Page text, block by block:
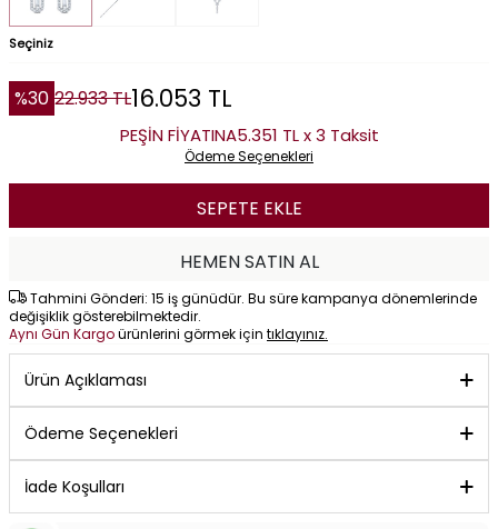
Seçiniz
%30 22.933TL16.053 TL
PEŞİN FİYATINA5.351 TL x 3 Taksit
Ödeme Seçenekleri
SEPETE EKLE
HEMEN SATIN AL
Tahmini Gönderi: 15 iş günüdür. Bu süre kampanya dönemlerinde
değişiklik gösterebilmektedir.
Aynı Gün Kargoürünlerini görmek için tıklayınız.
Ürün Açıklaması
Ödeme Seçenekleri
İade Koşulları